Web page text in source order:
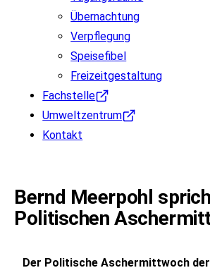
Übernachtung
Verpflegung
Speisefibel
Freizeitgestaltung
Fachstelle
Umweltzentrum
Kontakt
Bernd Meerpohl
Politischen
Der Politische Aschermittwoch